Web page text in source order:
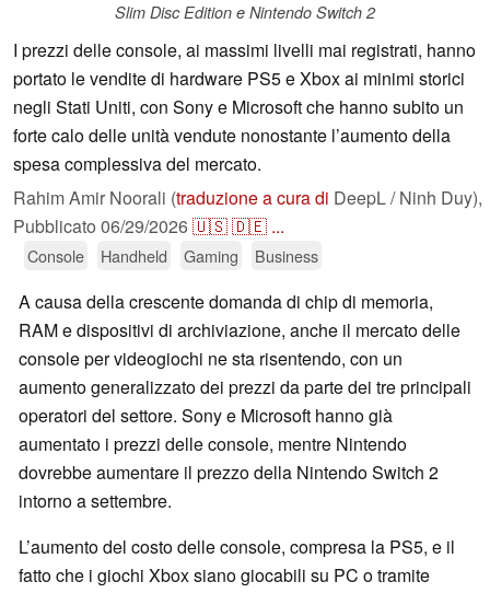
Slim Disc Edition e Nintendo Switch 2
I prezzi delle console, ai massimi livelli mai registrati, hanno
portato le vendite di hardware PS5 e Xbox ai minimi storici
negli Stati Uniti, con Sony e Microsoft che hanno subito un
forte calo delle unità vendute nonostante l’aumento della
spesa complessiva del mercato.
Rahim Amir Noorali (traduzione a cura di DeepL / Ninh Duy),
Pubblicato 06/29/2026🇺🇸🇩🇪 ...
Console Handheld Gaming Business
A causa della crescente domanda di chip di memoria,
RAM e dispositivi di archiviazione, anche il mercato delle
console per videogiochi ne sta risentendo, con un
aumento generalizzato dei prezzi da parte dei tre principali
operatori del settore. Sony e Microsoft hanno già
aumentato i prezzi delle console, mentre Nintendo
dovrebbe aumentare il prezzo della Nintendo Switch 2
intorno a settembre.
L’aumento del costo delle console, compresa la PS5, e il
fatto che i giochi Xbox siano giocabili su PC o tramite